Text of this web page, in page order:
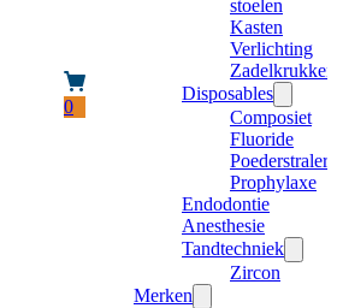
0
stoelen
Kasten
Verlichting
Zadelkrukken
Disposables
Composiet
Fluoride
Poederstraler
Prophylaxe
Endodontie
Anesthesie
Tandtechniek
Zircon
Merken